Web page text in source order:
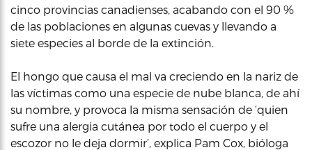
cinco provincias canadienses, acabando con el 90 %
de las poblaciones en algunas cuevas y llevando a
siete especies al borde de la extinción.
El hongo que causa el mal va creciendo en la nariz de
las víctimas como una especie de nube blanca, de ahí
su nombre, y provoca la misma sensación de ‘quien
sufre una alergia cutánea por todo el cuerpo y el
escozor no le deja dormir’, explica Pam Cox, bióloga